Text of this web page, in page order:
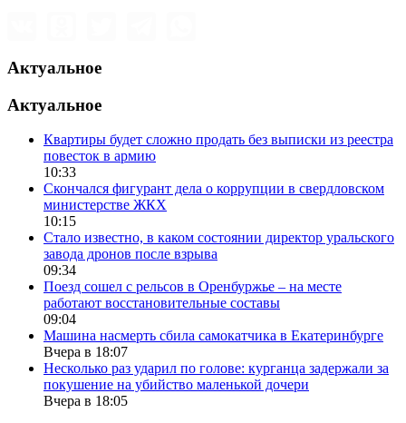
Актуальное
Актуальное
Квартиры будет сложно продать без выписки из реестра
повесток в армию
10:33
Скончался фигурант дела о коррупции в свердловском
министерстве ЖКХ
10:15
Стало известно, в каком состоянии директор уральского
завода дронов после взрыва
09:34
Поезд сошел с рельсов в Оренбуржье – на месте
работают восстановительные составы
09:04
Машина насмерть сбила самокатчика в Екатеринбурге
Вчера в 18:07
Несколько раз ударил по голове: курганца задержали за
покушение на убийство маленькой дочери
Вчера в 18:05